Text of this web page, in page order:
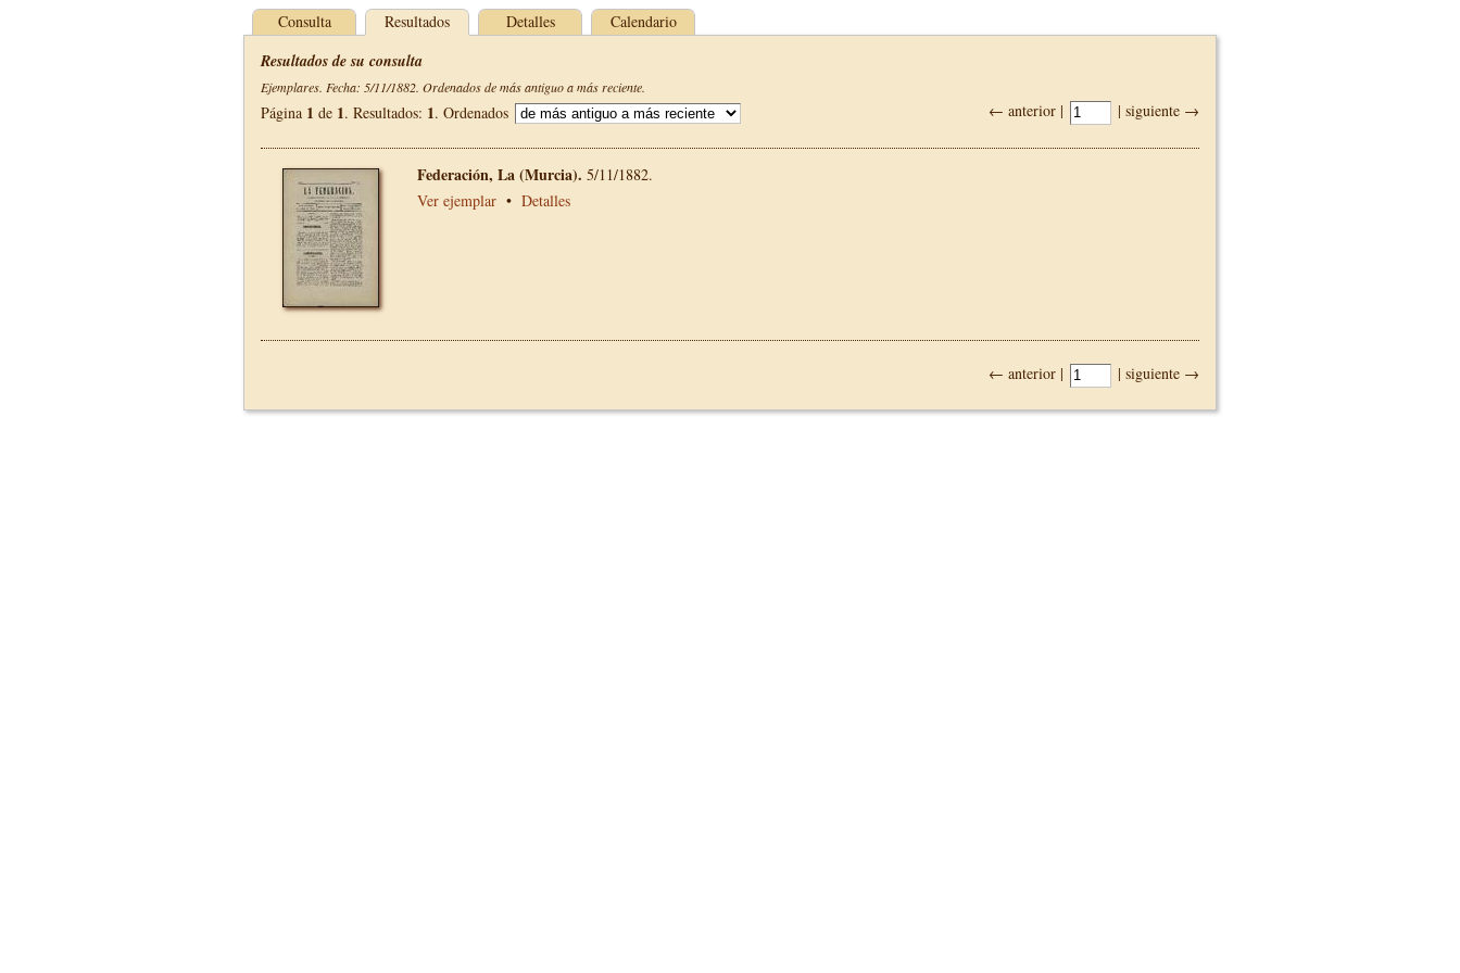
Consulta Resultados Detalles Calendario
Resultados de su consulta
Ejemplares. Fecha: 5/11/1882. Ordenados de más antiguo a más reciente.
← anterior | | siguiente →
Página 1 de 1. Resultados: 1. Ordenados
Federación, La (Murcia). 5/11/1882.
Ver ejemplar • Detalles
← anterior | | siguiente →